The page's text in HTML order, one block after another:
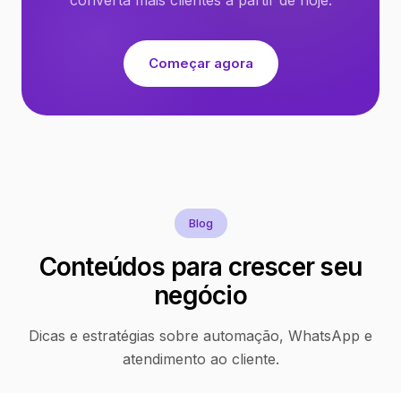
Começar agora
Blog
Conteúdos para crescer seu
negócio
Dicas e estratégias sobre automação, WhatsApp e
atendimento ao cliente.